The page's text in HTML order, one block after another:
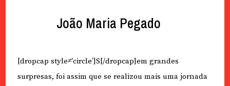
João Maria Pegado
[dropcap style≠’circle’]S[/dropcap]em grandes
surpresas, foi assim que se realizou mais uma jornada